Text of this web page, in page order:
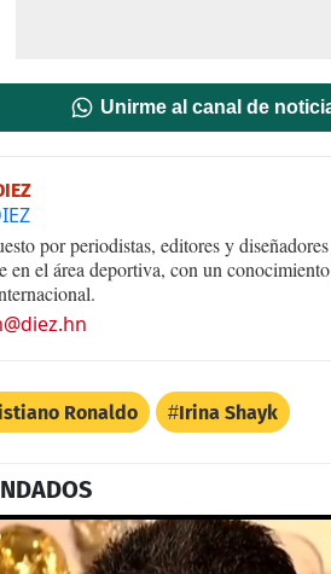
Unirme al canal de
por periodistas, editores y
en el área deportiva, con un
Ronaldo Irina Shayk